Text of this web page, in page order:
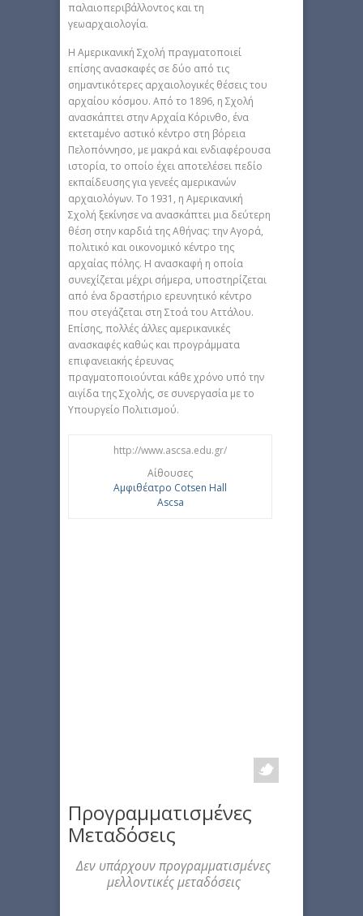
παλαιοπεριβάλλοντος και τη
γεωαρχαιολογία.
H Αμερικανική Σχολή πραγματοποιεί
επίσης ανασκαφές σε δύο από τις
σημαντικότερες αρχαιολογικές θέσεις του
αρχαίου κόσμου. Από το 1896, η Σχολή
ανασκάπτει στην Αρχαία Κόρινθο, ένα
εκτεταμένο αστικό κέντρο στη βόρεια
Πελοπόννησο, με μακρά και ενδιαφέρουσα
ιστορία, το οποίο έχει αποτελέσει πεδίο
εκπαίδευσης για γενεές αμερικανών
αρχαιολόγων. Το 1931, η Αμερικανική
Σχολή ξεκίνησε να ανασκάπτει μια δεύτερη
θέση στην καρδιά της Αθήνας: την Αγορά,
πολιτικό και οικονομικό κέντρο της
αρχαίας πόλης. Η ανασκαφή η οποία
συνεχίζεται μέχρι σήμερα, υποστηρίζεται
από ένα δραστήριο ερευνητικό κέντρο
που στεγάζεται στη Στοά του Αττάλου.
Επίσης, πολλές άλλες αμερικανικές
ανασκαφές καθώς και προγράμματα
επιφανειακής έρευνας
πραγματοποιούνται κάθε χρόνο υπό την
αιγίδα της Σχολής, σε συνεργασία με το
Υπουργείο Πολιτισμού.
http://www.ascsa.edu.gr/
Αίθουσες
Αμφιθέατρο Cotsen Hall
Ascsa
Προγραμματισμένες
Μεταδόσεις
Δεν υπάρχουν προγραμματισμένες
μελλοντικές μεταδόσεις